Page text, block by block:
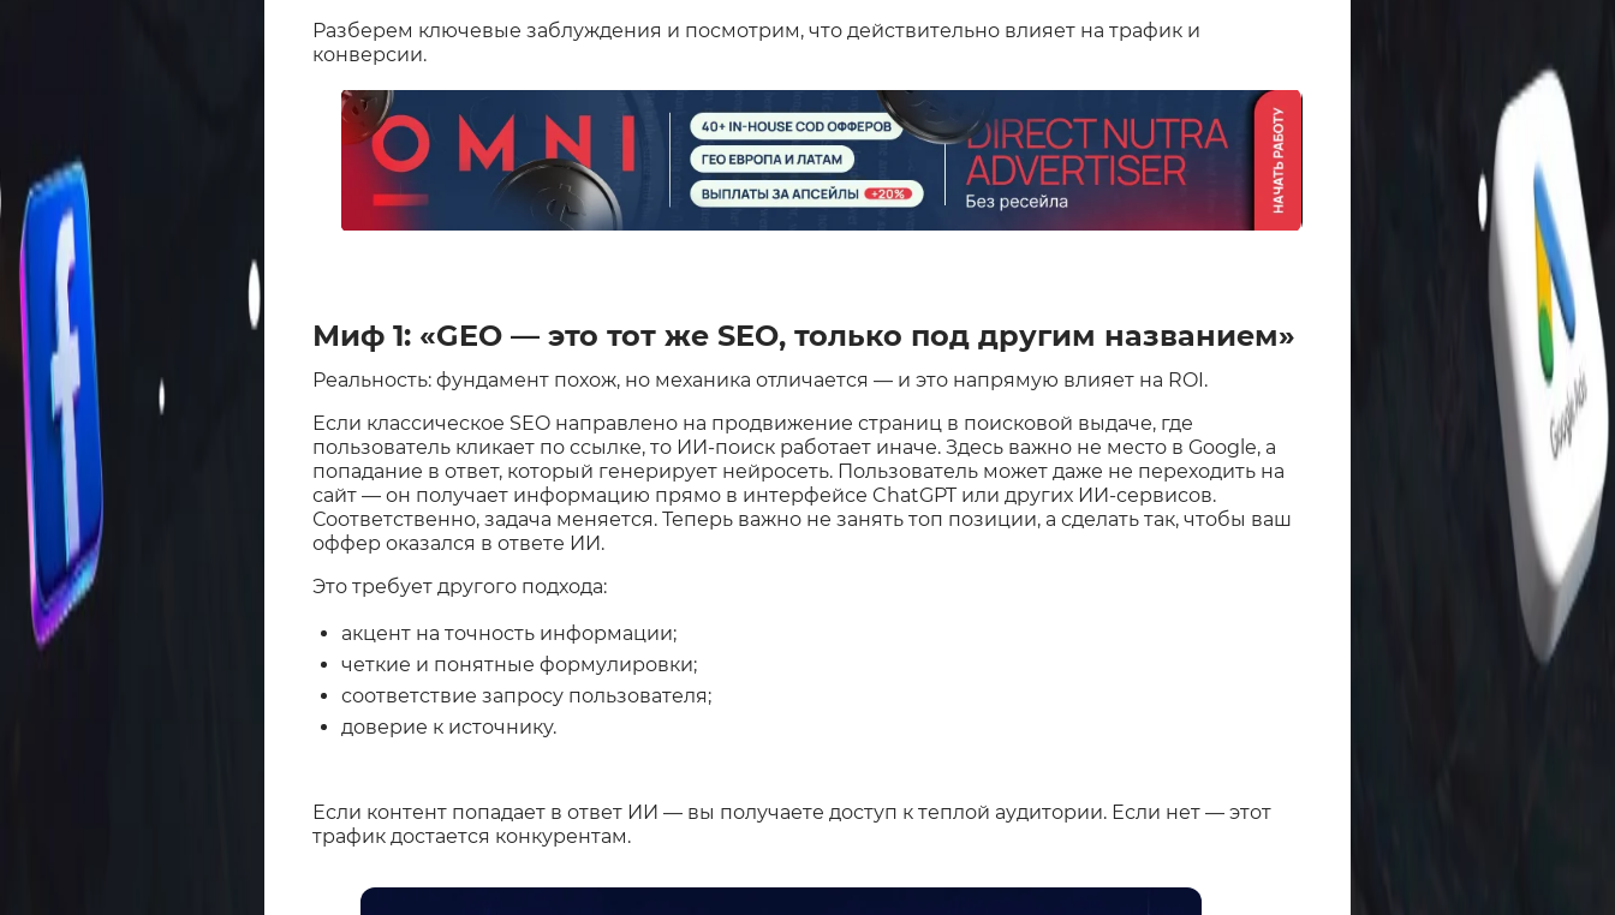
Разберем ключевые заблуждения и посмотрим, что действительно влияет на трафик и
конверсии.
Миф 1: «GEO — это тот же SEO, только под другим названием»
Реальность: фундамент похож, но механика отличается — и это напрямую влияет на ROI.
Если классическое SEO направлено на продвижение страниц в поисковой выдаче, где
пользователь кликает по ссылке, то ИИ-поиск работает иначе. Здесь важно не место в Google, а
попадание в ответ, который генерирует нейросеть. Пользователь может даже не переходить на
сайт — он получает информацию прямо в интерфейсе ChatGPT или других ИИ-сервисов.
Соответственно, задача меняется. Теперь важно не занять топ позиции, а сделать так, чтобы ваш
оффер оказался в ответе ИИ.
Это требует другого подхода:
акцент на точность информации;
четкие и понятные формулировки;
соответствие запросу пользователя;
доверие к источнику.
Если контент попадает в ответ ИИ — вы получаете доступ к теплой аудитории. Если нет — этот
трафик достается конкурентам.